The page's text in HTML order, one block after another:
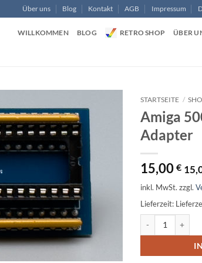
Über uns Blog Kontakt AGB Impressum
WILLKOMMEN BLOG RETRO SHOP ÜBER
STARTSEITE /
Amiga
Adapter
15,00 €
inkl. MwSt. zzgl.
Lieferzeit:
Alternative: